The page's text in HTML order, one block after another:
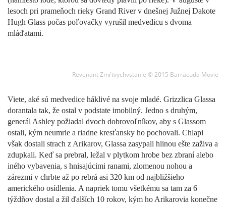
lesoch pri prameňoch rieky Grand River v dnešnej Južnej Dakote
Hugh Glass počas poľovačky vyrušil medvedicu s dvoma
mláďatami.
Revenant Zmŕtvychvstanie © 2015 Barracuda Movie
Viete, aké sú medvedice háklivé na svoje mladé. Grizzlica Glassa
dorantala tak, že ostal v podstate imobilný. Jedno s druhým,
generál Ashley požiadal dvoch dobrovoľníkov, aby s Glassom
ostali, kým neumrie a riadne kresťansky ho pochovali. Chlapi
však dostali strach z Arikarov, Glassa zasypali hlinou ešte zaživa a
zdupkali. Keď sa prebral, ležal v plytkom hrobe bez zbraní alebo
iného vybavenia, s hnisajúcimi ranami, zlomenou nohou a
zárezmi v chrbte až po rebrá asi 320 km od najbližšieho
amerického osídlenia. A napriek tomu všetkému sa tam za 6
týždňov dostal a žil ďalších 10 rokov, kým ho Arikarovia konečne